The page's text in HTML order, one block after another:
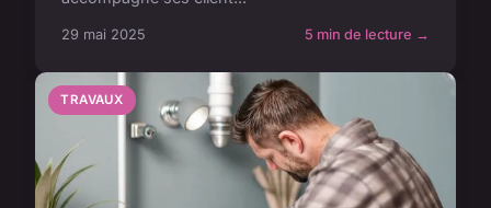
29 mai 2025 5 min de lecture →
TRAVAUX